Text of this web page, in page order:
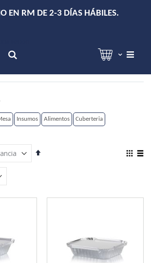
EN RM DE 2-3 DÍAS HÁBILES.
Establecer
View
Insumos Alimentos Cuberteria